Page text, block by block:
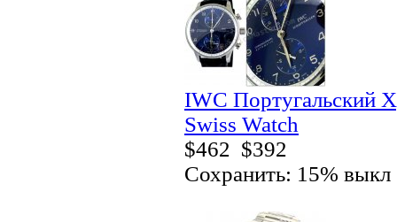
IWC Португальский
Swiss Watch
$462 $392
Сохранить: 15% выкл